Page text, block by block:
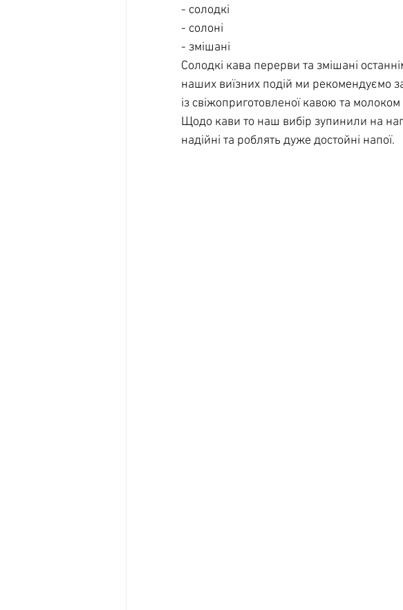
- солодкі
- солоні
- змішані
Солодкі кава перерви та змішані
наших виїзних подій ми рекомендуємо
із свіжоприготовленої кавою та
Щодо кави то наш вибір зупинили на
надійні та роблять дуже достойні напої.